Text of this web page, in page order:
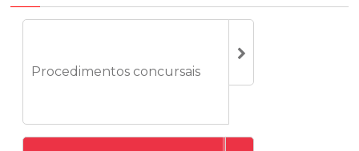
Procedimentos concursais